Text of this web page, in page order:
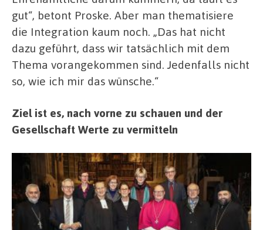
gut“, betont Proske. Aber man thematisiere
die Integration kaum noch. „Das hat nicht
dazu geführt, dass wir tatsächlich mit dem
Thema vorangekommen sind. Jedenfalls nicht
so, wie ich mir das wünsche.“
Ziel ist es, nach vorne zu schauen und der
Gesellschaft Werte zu vermitteln